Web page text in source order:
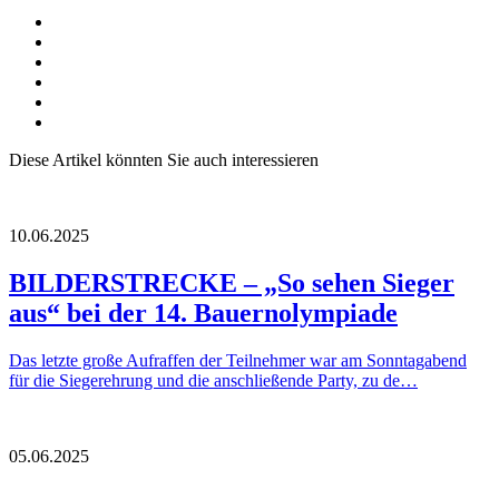
Diese Artikel könnten Sie auch interessieren
10.06.2025
BILDERSTRECKE – „So sehen Sieger
aus“ bei der 14. Bauernolympiade
Das letzte große Aufraffen der Teilnehmer war am Sonntagabend
für die Siegerehrung und die anschließende Party, zu de…
05.06.2025